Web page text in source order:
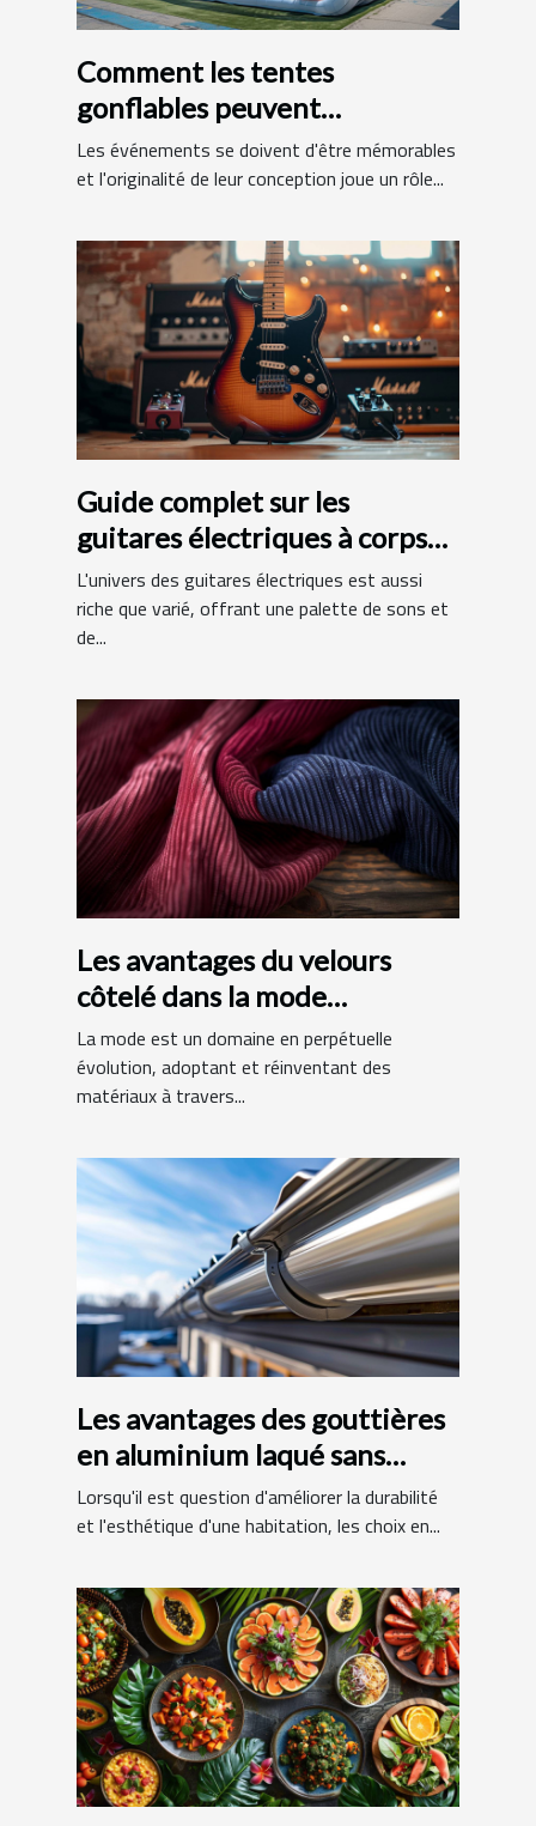
Comment les tentes
gonflables peuvent
dynamiser vos événements
Les événements se doivent d'être mémorables
et l'originalité de leur conception joue un rôle...
Guide complet sur les
guitares électriques à corps
en aulne et manche en érable
L'univers des guitares électriques est aussi
riche que varié, offrant une palette de sons et
de...
Les avantages du velours
côtelé dans la mode
contemporaine
La mode est un domaine en perpétuelle
évolution, adoptant et réinventant des
matériaux à travers...
Les avantages des gouttières
en aluminium laqué sans
raccords
Lorsqu'il est question d'améliorer la durabilité
et l'esthétique d'une habitation, les choix en...